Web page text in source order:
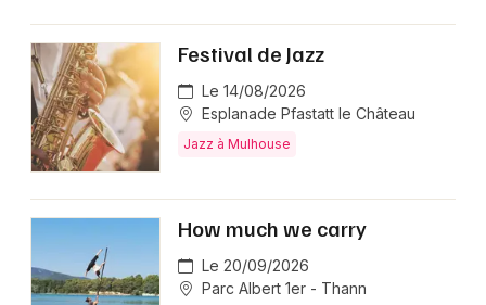
Festival de Jazz
Le 14/08/2026
Esplanade Pfastatt le Château
Jazz à Mulhouse
How much we carry
Le 20/09/2026
Parc Albert 1er - Thann